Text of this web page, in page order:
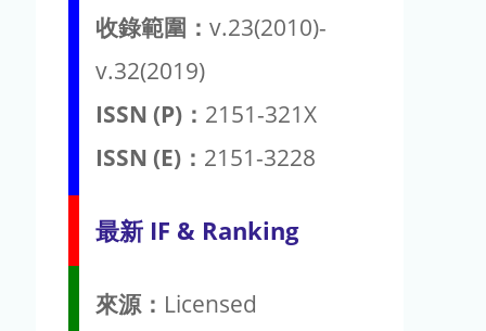
收錄範圍： v.23(2010)-
v.32(2019)
ISSN (P)： 2151-321X
ISSN (E)： 2151-3228
最新 IF & Ranking
來源： Licensed